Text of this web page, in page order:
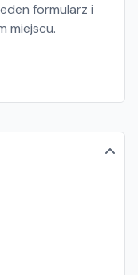
formularz i
miejscu.